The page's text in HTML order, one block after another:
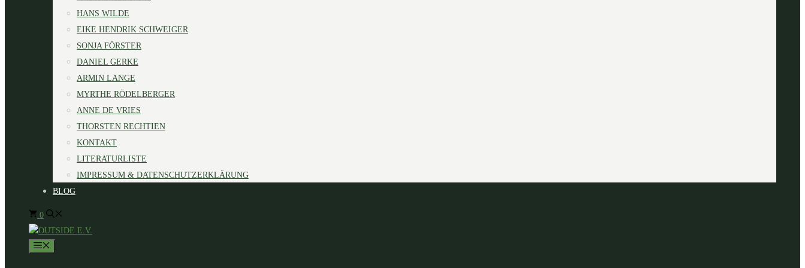
HANS WILDE
EIKE HENDRIK SCHWEIGER
SONJA FÖRSTER
DANIEL GERKE
ARMIN LANGE
MYRTHE RÖDELBERGER
ANNE DE VRIES
THORSTEN RECHTIEN
KONTAKT
LITERATURLISTE
IMPRESSUM & DATENSCHUTZERKLÄRUNG
BLOG
0